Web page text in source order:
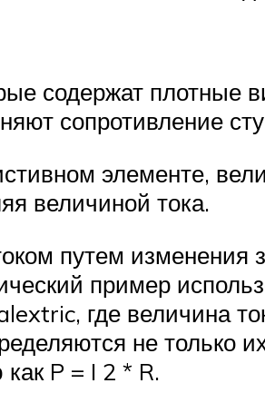
содержат плотные
сопротивление
элементе,
величиной тока.
путем изменения
пример
где величина
не только
P = I 2 * R.